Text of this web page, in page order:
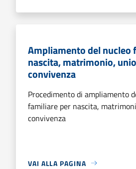
Ampliamento del nucleo
nascita, matrimonio,
convivenza
Procedimento di ampliamento
familiare per nascita,
convivenza
VAI ALLA PAGINA